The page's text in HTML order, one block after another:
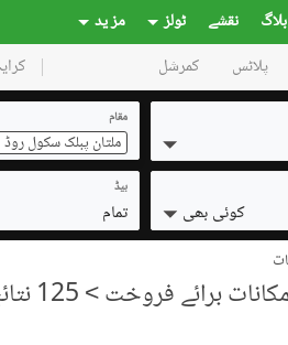
بلاگ نقشے ٹولز مز ید
پلاٹس کمرشل
مقام
ملتان پبلک سکول روڈ
کوئی بھی
بیڈ
تمام
> 125 نتائج